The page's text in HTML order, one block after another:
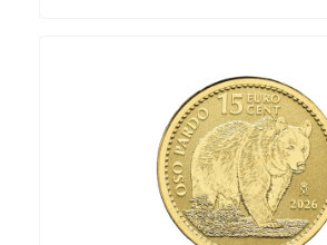
Цена выкупа
Звоните